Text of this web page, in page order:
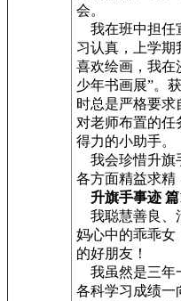
会。
我在班中担任
习认真，上学期
喜欢绘画，我在
少年书画展”。
时总是严格要求
对老师布置的任
得力的小助手。
我会珍惜升旗
各方面精益求精
升旗手事迹 篇
我聪慧善良、
妈心中的乖乖女
的好朋友！
我虽然是三年
各科学习成绩一